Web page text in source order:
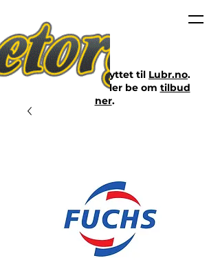
Nettbutikken er flyttet til Lubr.no.
Klikk på lenken eller be om tilbud
her.